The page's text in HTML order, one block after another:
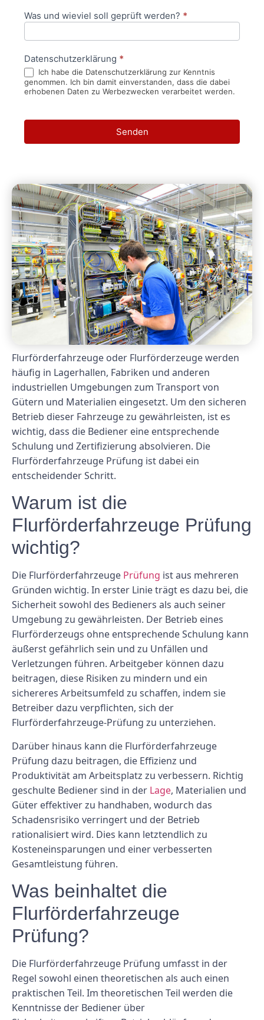
Was und wieviel soll geprüft werden? *
Datenschutzerklärung *
Ich habe die Datenschutzerklärung zur Kenntnis
genommen. Ich bin damit einverstanden, dass die dabei
erhobenen Daten zu Werbezwecken verarbeitet werden.
Senden
Flurförderfahrzeuge oder Flurförderzeuge werden
häufig in Lagerhallen, Fabriken und anderen
industriellen Umgebungen zum Transport von
Gütern und Materialien eingesetzt. Um den sicheren
Betrieb dieser Fahrzeuge zu gewährleisten, ist es
wichtig, dass die Bediener eine entsprechende
Schulung und Zertifizierung absolvieren. Die
Flurförderfahrzeuge Prüfung ist dabei ein
entscheidender Schritt.
Warum ist die
Flurförderfahrzeuge Prüfung
wichtig?
Die Flurförderfahrzeuge Prüfung ist aus mehreren
Gründen wichtig. In erster Linie trägt es dazu bei, die
Sicherheit sowohl des Bedieners als auch seiner
Umgebung zu gewährleisten. Der Betrieb eines
Flurförderzeugs ohne entsprechende Schulung kann
äußerst gefährlich sein und zu Unfällen und
Verletzungen führen. Arbeitgeber können dazu
beitragen, diese Risiken zu mindern und ein
sichereres Arbeitsumfeld zu schaffen, indem sie
Betreiber dazu verpflichten, sich der
Flurförderfahrzeuge-Prüfung zu unterziehen.
Darüber hinaus kann die Flurförderfahrzeuge
Prüfung dazu beitragen, die Effizienz und
Produktivität am Arbeitsplatz zu verbessern. Richtig
geschulte Bediener sind in der Lage, Materialien und
Güter effektiver zu handhaben, wodurch das
Schadensrisiko verringert und der Betrieb
rationalisiert wird. Dies kann letztendlich zu
Kosteneinsparungen und einer verbesserten
Gesamtleistung führen.
Was beinhaltet die
Flurförderfahrzeuge
Prüfung?
Die Flurförderfahrzeuge Prüfung umfasst in der
Regel sowohl einen theoretischen als auch einen
praktischen Teil. Im theoretischen Teil werden die
Kenntnisse der Bediener über